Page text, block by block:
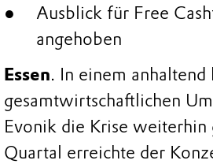
Ausblick für Free
angehoben
Essen. In einem
gesamtwirtschaftlichen
Evonik die Krise
Quartal erreichte der